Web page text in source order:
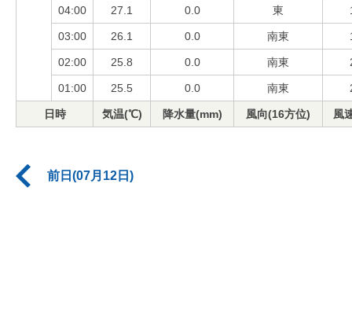
04:00 27.1 0.0 東
03:00 26.1 0.0 南東
02:00 25.8 0.0 南東
01:00 25.5 0.0 南東
日時 気温(℃) 降水量(mm) 風向(16方位) 風
前日(07月12日)